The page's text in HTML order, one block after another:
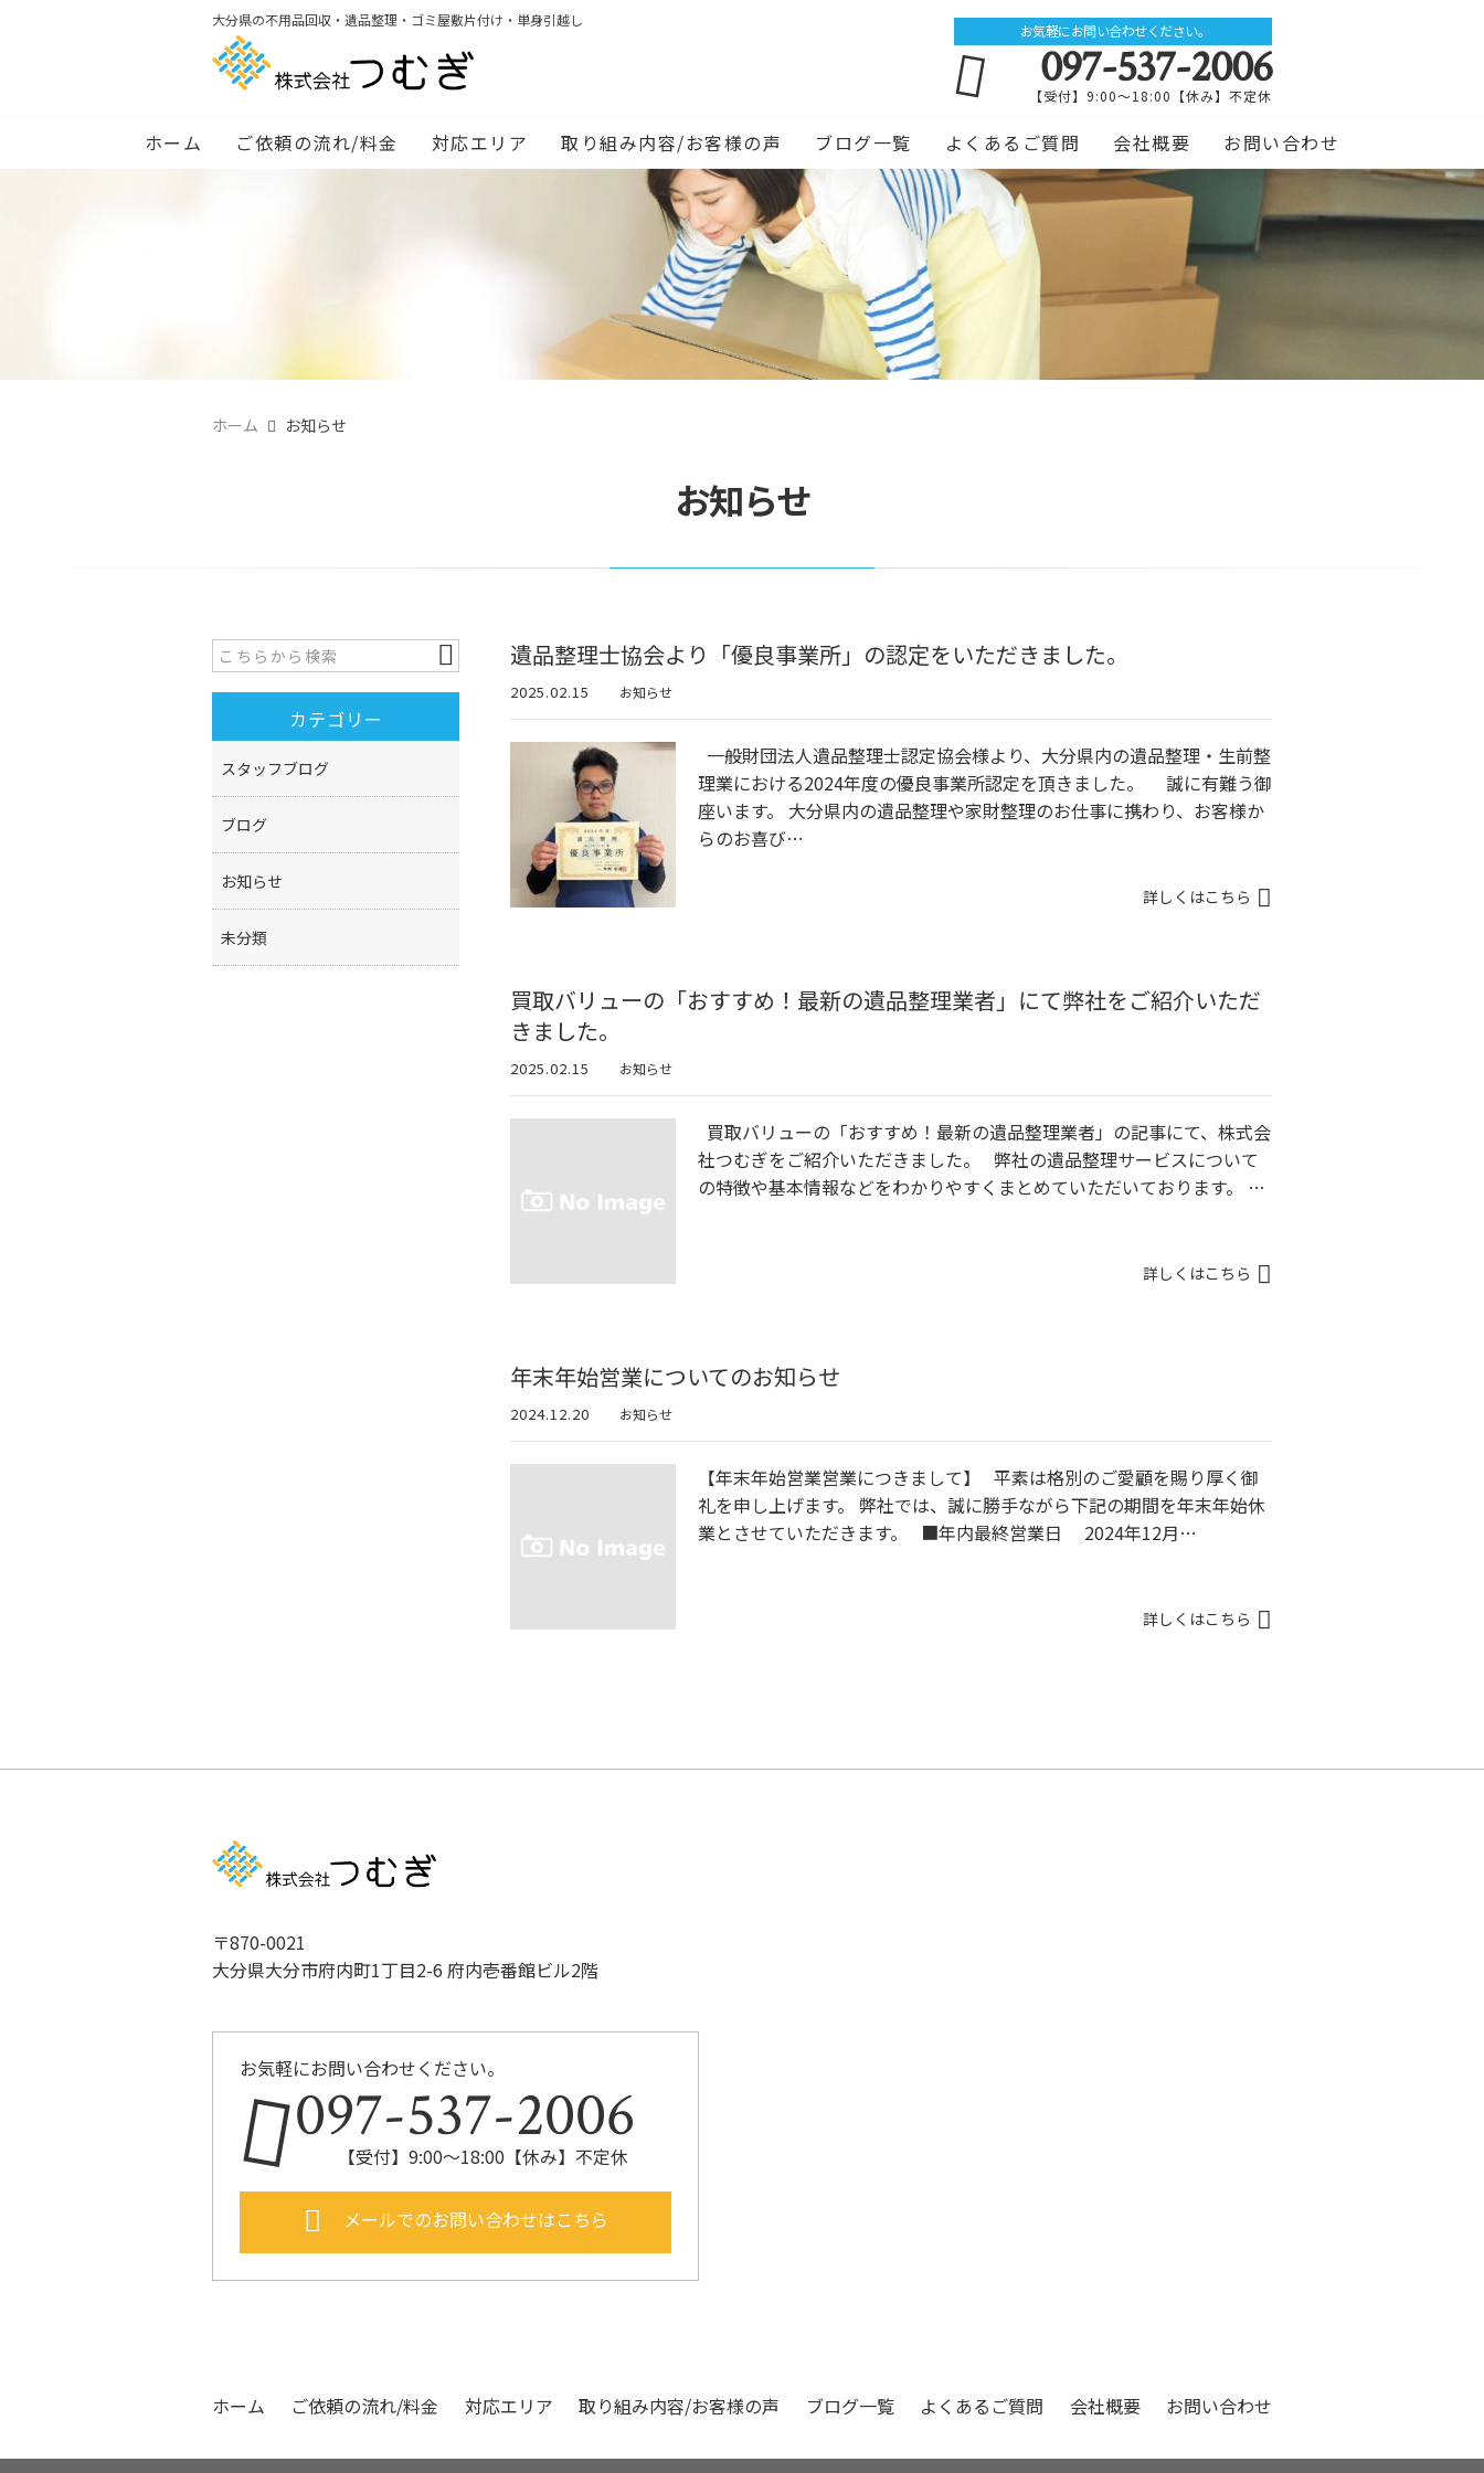
大分県の不用品回収・遺品整理・ゴミ屋敷片付け・単身引越し
お気軽にお問い合わせください。
097-537-2006
【受付】9:00～18:00【休み】不定休
ホーム ご依頼の流れ/料金 対応エリア 取り組み内容/お客様の声 ブログ一覧 よくあるご質問 会社概要 お問い合わせ
ホーム お知らせ
お知らせ
遺品整理士協会より「優良事業所」の認定をいただきました。
2025.02.15 お知らせ
一般財団法人遺品整理士認定協会様より、大分県内の遺品整理・生前整
理業における2024年度の優良事業所認定を頂きました。 誠に有難う御
座います。 大分県内の遺品整理や家財整理のお仕事に携わり、お客様か
らのお喜び…
詳しくはこちら
買取バリューの「おすすめ！最新の遺品整理業者」にて弊社をご紹介いただ
きました。
2025.02.15 お知らせ
買取バリューの「おすすめ！最新の遺品整理業者」の記事にて、株式会
社つむぎをご紹介いただきました。 弊社の遺品整理サービスについて
の特徴や基本情報などをわかりやすくまとめていただいております。 …
詳しくはこちら
年末年始営業についてのお知らせ
2024.12.20 お知らせ
【年末年始営業営業につきまして】 平素は格別のご愛顧を賜り厚く御
礼を申し上げます。 弊社では、誠に勝手ながら下記の期間を年末年始休
業とさせていただきます。 ■年内最終営業日 2024年12月…
詳しくはこちら
カテゴリー
スタッフブログ
ブログ
お知らせ
未分類
〒870-0021
大分県大分市府内町1丁目2-6 府内壱番館ビル2階
お気軽にお問い合わせください。
097-537-2006
【受付】9:00～18:00【休み】不定休
メールでのお問い合わせはこちら
ホーム ご依頼の流れ/料金 対応エリア 取り組み内容/お客様の声 ブログ一覧 よくあるご質問 会社概要 お問い合わせ